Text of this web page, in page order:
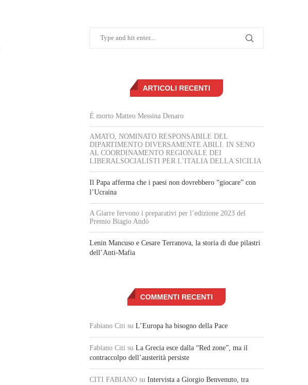
ARTICOLI RECENTI
È morto Matteo Messina Denaro
AMATO, NOMINATO RESPONSABILE DEL
DIPARTIMENTO DIVERSAMENTE ABILI. IN SENO
AL COORDINAMENTO REGIONALE DEI
LIBERALSOCIALISTI PER L’ITALIA DELLA SICILIA
Il Papa afferma che i paesi non dovrebbero “giocare” con
l’Ucraina
A Giarre fervono i preparativi per l’edizione 2023 del
Premio Biagio Andò
Lenin Mancuso e Cesare Terranova, la storia di due pilastri
dell’Anti-Mafia
COMMENTI RECENTI
Fabiano Citi su L’Europa ha bisogno della Pace
Fabiano Citi su La Grecia esce dalla “Red zone”, ma il
contraccolpo dell’austerità persiste
CITI FABIANO su Intervista a Giorgio Benvenuto, tra